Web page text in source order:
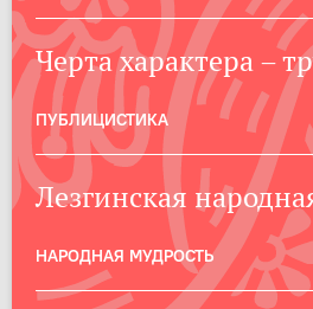
Черта характера –
ПУБЛИЦИСТИКА
Лезгинская
НАРОДНАЯ МУДРОСТЬ